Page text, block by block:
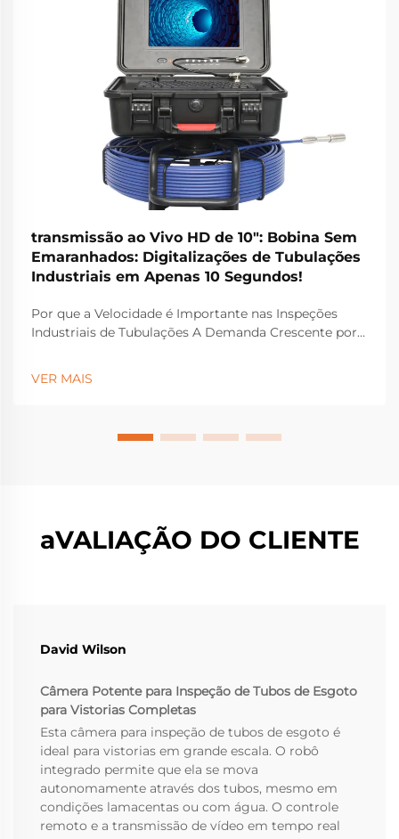
transmissão ao Vivo HD de 10": Bobina Sem
Emaranhados: Digitalizações de Tubulações
Industriais em Apenas 10 Segundos!
Por que a Velocidade é Importante nas Inspeções
Industriais de Tubulações A Demanda Crescente por
rapidamente devido ao aumento da rigidez nas
VER MAIS
aVALIAÇÃO DO CLIENTE
David Wilson
Câmera Potente para Inspeção de Tubos de Esgoto
para Vistorias Completas
Esta câmera para inspeção de tubos de esgoto é
ideal para vistorias em grande escala. O robô
integrado permite que ela se mova
autonomamente através dos tubos, mesmo em
condições lamacentas ou com água. O controle
remoto e a transmissão de vídeo em tempo real